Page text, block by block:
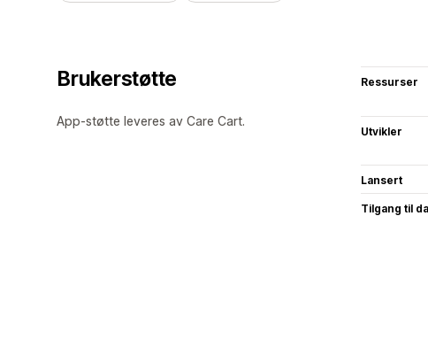
Brukerstøtte
App-støtte leveres av Care Cart.
Ressurser
Utvikler
Lansert
Tilgang til